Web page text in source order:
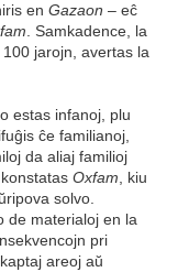
en Gazaon – eĉ
. Samkadence, la
jarojn, avertas la
estas infanoj, plu
ĉe familianoj,
da aliaj familioj
Oxfam , kiu
solvo.
de materialoj en la
pri
areoj aŭ